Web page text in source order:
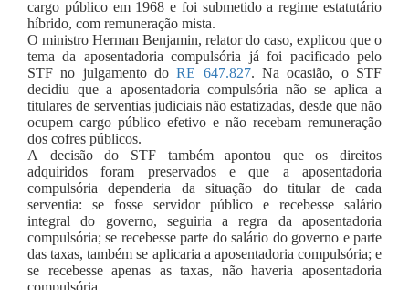
cargo público em 1968 e foi submetido a regime estatutário
híbrido, com remuneração mista.
O ministro Herman Benjamin, relator do caso, explicou que o
tema da aposentadoria compulsória já foi pacificado pelo
STF no julgamento doRE 647.827. Na ocasião, o STF
decidiu que a aposentadoria compulsória não se aplica a
titulares de serventias judiciais não estatizadas, desde que não
ocupem cargo público efetivo e não recebam remuneração
dos cofres públicos.
A decisão do STF também apontou que os direitos
adquiridos foram preservados e que a aposentadoria
compulsória dependeria da situação do titular de cada
serventia: se fosse servidor público e recebesse salário
integral do governo, seguiria a regra da aposentadoria
compulsória; se recebesse parte do salário do governo e parte
das taxas, também se aplicaria a aposentadoria compulsória; e
se recebesse apenas as taxas, não haveria aposentadoria